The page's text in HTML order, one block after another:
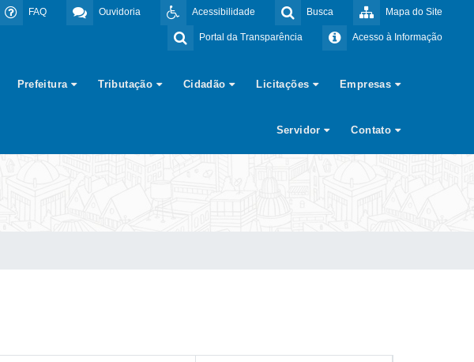
Mapa do Site
Busca
Acessibilidade
Ouvidoria
FAQ
Acesso à Informação
Portal da Transparência
Prefeitura Tributação Cidadão Licitações Empresas
Servidor Contato